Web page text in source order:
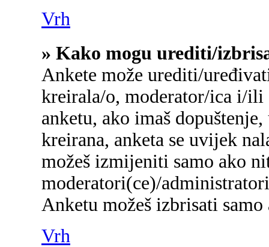
Vrh
» Kako mogu urediti/
Ankete može urediti/
kreirala/o, moderator/ica i/
anketu, ako imaš
kreirana, anketa se uvijek
možeš izmijeniti samo ako
moderatori(ce)/
Anketu možeš izbrisati
Vrh